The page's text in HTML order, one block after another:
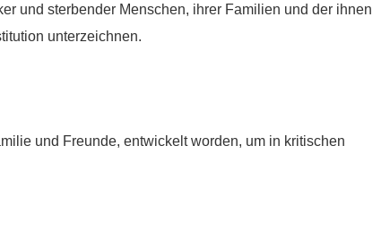
und sterbender Menschen, ihrer Familien und der ihnen
unterzeichnen.
und Freunde, entwickelt worden, um in kritischen